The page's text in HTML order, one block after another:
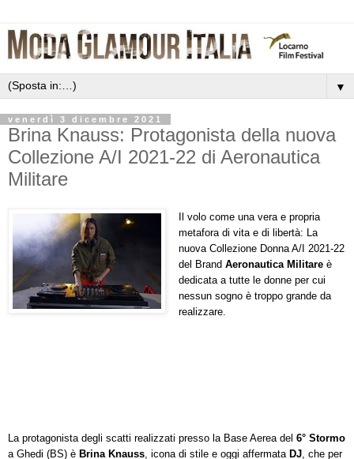
▼
venerdì 3 dicembre 2021
Brina Knauss: Protagonista della nuova
Collezione A/I 2021-22 di Aeronautica
Militare
Il volo come una vera e propria
metafora di vita e di libertà: La
nuova Collezione Donna A/I 2021-22
del Brand Aeronautica Militare è
dedicata a tutte le donne per cui
nessun sogno è troppo grande da
realizzare.
La protagonista degli scatti realizzati presso la Base Aerea del 6° Stormo
a Ghedi (BS) è Brina Knauss, icona di stile e oggi affermata DJ, che per